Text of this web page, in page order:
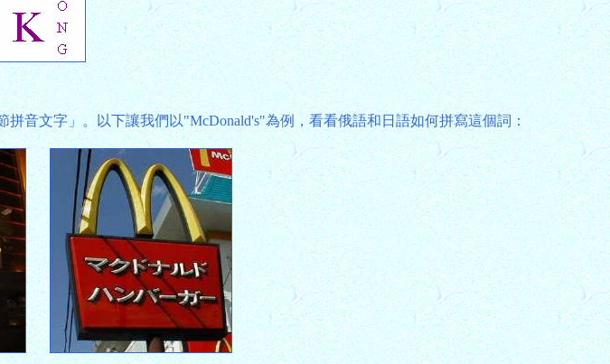
音文字」。以下讓我們以"McDonald's"為例，看看俄語和日語如何拼寫這個詞：